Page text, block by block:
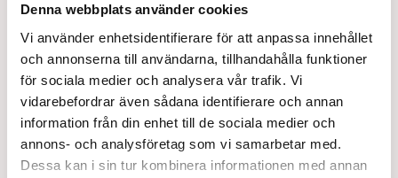
Denna webbplats använder cookies
Vi använder enhetsidentifierare för att anpassa innehållet
och annonserna till användarna, tillhandahålla funktioner
för sociala medier och analysera vår trafik. Vi
vidarebefordrar även sådana identifierare och annan
information från din enhet till de sociala medier och
annons- och analysföretag som vi samarbetar med.
Dessa kan i sin tur kombinera informationen med annan
S-CUT QE
320kr